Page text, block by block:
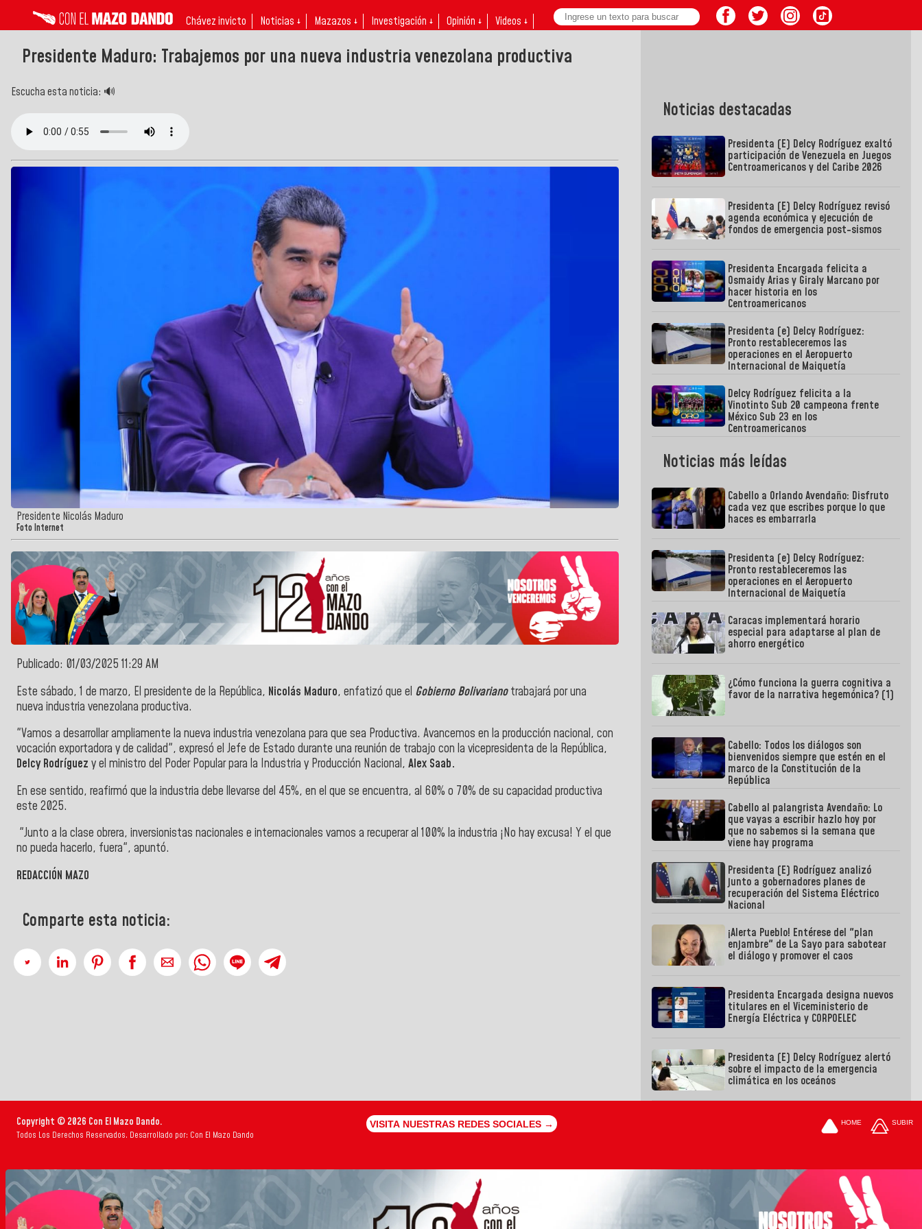
Chávez invicto Noticias ↓ Mazazos ↓ Investigación ↓ Opinión ↓ Videos ↓
Presidente Maduro: Trabajemos por una nueva industria venezolana productiva
Escucha esta noticia: 🔊
Presidente Nicolás Maduro
Foto Internet
Publicado: 01/03/2025 11:29 AM
Este sábado, 1 de marzo, El presidente de la República, Nicolás Maduro, enfatizó que el Gobierno Bolivarianotrabajará por una
nueva industria venezolana productiva.
"Vamos a desarrollar ampliamente la nueva industria venezolana para que sea Productiva. Avancemos en la producción nacional, con
vocación exportadora y de calidad", expresó el Jefe de Estado durante una reunión de trabajo con la vicepresidenta de la República,
Delcy Rodríguez y el ministro del Poder Popular para la Industria y Producción Nacional, Alex Saab.
En ese sentido, reafirmó que la industria debe llevarse del 45%, en el que se encuentra, al 60% o 70% de su capacidad productiva
este 2025.
"Junto a la clase obrera, inversionistas nacionales e internacionales vamos a recuperar al 100% la industria ¡No hay excusa! Y el que
no pueda hacerlo, fuera", apuntó.
REDACCIÓN MAZO
Comparte esta noticia:
Noticias destacadas
Presidenta (E) Delcy Rodríguez exaltó
participación de Venezuela en Juegos
Centroamericanos y del Caribe 2026
Presidenta (E) Delcy Rodríguez revisó
agenda económica y ejecución de
fondos de emergencia post-sismos
Presidenta Encargada felicita a
Osmaidy Arias y Giraly Marcano por
hacer historia en los
Centroamericanos
Presidenta (e) Delcy Rodríguez:
Pronto restableceremos las
operaciones en el Aeropuerto
Internacional de Maiquetía
Delcy Rodríguez felicita a la
Vinotinto Sub 20 campeona frente
México Sub 23 en los
Centroamericanos
Noticias más leídas
Cabello a Orlando Avendaño: Disfruto
cada vez que escribes porque lo que
haces es embarrarla
Presidenta (e) Delcy Rodríguez:
Pronto restableceremos las
operaciones en el Aeropuerto
Internacional de Maiquetía
Caracas implementará horario
especial para adaptarse al plan de
ahorro energético
¿Cómo funciona la guerra cognitiva a
favor de la narrativa hegemónica? (1)
Cabello: Todos los diálogos son
bienvenidos siempre que estén en el
marco de la Constitución de la
República
Cabello al palangrista Avendaño: Lo
que vayas a escribir hazlo hoy por
que no sabemos si la semana que
viene hay programa
Presidenta (E) Rodríguez analizó
junto a gobernadores planes de
recuperación del Sistema Eléctrico
Nacional
¡Alerta Pueblo! Entérese del "plan
enjambre" de La Sayo para sabotear
el diálogo y promover el caos
Presidenta Encargada designa nuevos
titulares en el Viceministerio de
Energía Eléctrica y CORPOELEC
Presidenta (E) Delcy Rodríguez alertó
sobre el impacto de la emergencia
climática en los oceános
Copyright © 2026 Con El Mazo Dando.
Todos Los Derechos Reservados. Desarrollado por: Con El Mazo Dando
VISITA NUESTRAS REDES SOCIALES → HOME SUBIR